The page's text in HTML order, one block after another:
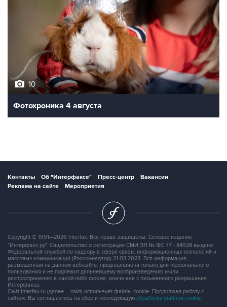
10
Фотохроника 4 августа
Контакты Об "Интерфаксе" Пресс-центр
Вакансии
Реклама на сайте
Мероприятия
Copyright © 1991—2026 Interfax. Все права защищены. Сетевое издание
"Интерфакс.ру". Свидетельство о регистрации СМИ ЭЛ № ФС 77 - 84928 выдано
Федеральной службой по надзору в сфере связи, информационных технологий и
массовых коммуникаций (Роскомнадзор) 21.03.2023. Вся информация,
размещенная на данном веб-сайте, предназначена только для персонального
пользования и не подлежит дальнейшему воспроизведению и/или
распространению в какой-либо форме, иначе как с письменного разрешения
Интерфакса.
Сайт Interfax.ru (далее – сайт) использует файлы cookie. Продолжая работу с
сайтом, Вы соглашаетесь на сбор и последующую обработку файлов cookie.